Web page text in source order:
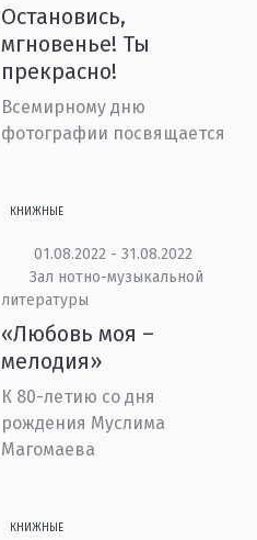
Остановись,
мгновенье! Ты
прекрасно!
Всемирному дню
фотографии посвящается
КНИЖНЫЕ
01.08.2022 - 31.08.2022
Зал нотно-музыкальной
литературы
«Любовь моя –
мелодия»
К 80-летию со дня
рождения Муслима
Магомаева
КНИЖНЫЕ